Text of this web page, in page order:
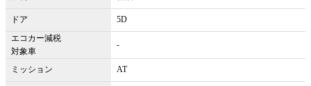
ドア
5D
エコカー減税
対象車
-
ミッション AT